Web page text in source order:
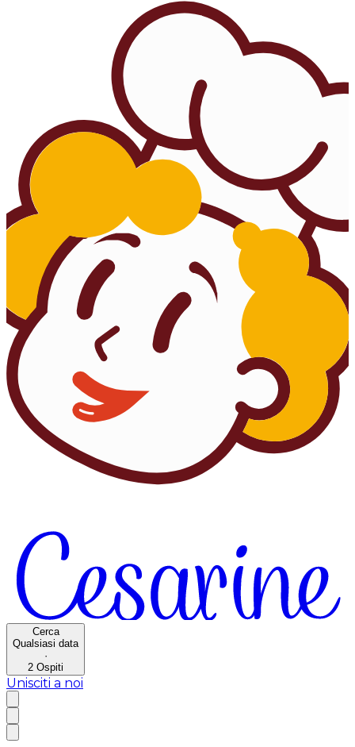
Cerca
Qualsiasi data
·
2 Ospiti
Unisciti a noi